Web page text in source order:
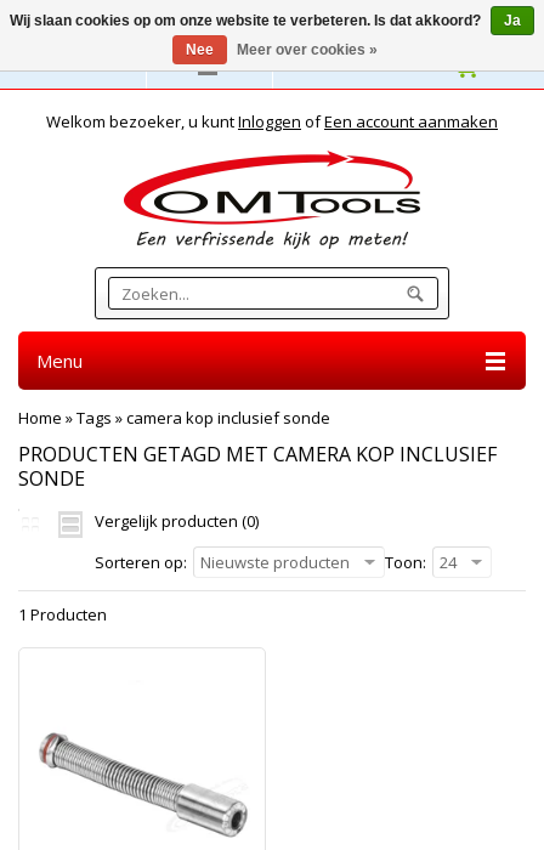
Nederlands
Welkom bezoeker, u kuntInloggen ofEen account aanmaken
Menu
Home »Tags »camera kop inclusief sonde
PRODUCTEN GETAGD MET CAMERA KOP INCLUSIEF
SONDE
Vergelijk producten (0)
Sorteren op:
Nieuwste producten Toon: 24
1 Producten
Wij slaan cookies op om onze website te verbeteren. Is dat akkoord?
Ja
Nee
Meer over cookies »